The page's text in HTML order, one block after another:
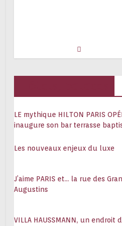
LE mythique HILTON PARIS
inaugure son bar terrasse
Les nouveaux enjeux du luxe
J’aime PARIS et… la rue des
Augustins
VILLA HAUSSMANN, un endroit